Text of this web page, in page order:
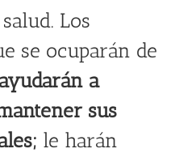
Los
se ocuparán de
a
sus
le harán